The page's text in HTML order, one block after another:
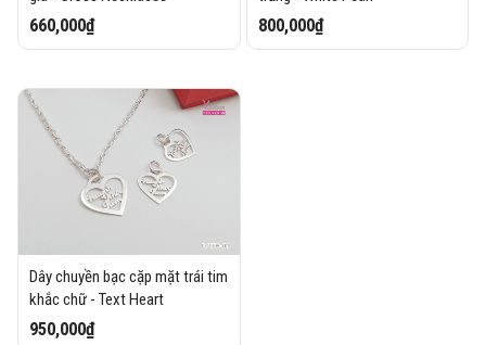
660,000₫ 800,000₫
Dây chuyền bạc cặp mặt trái tim
khắc chữ - Text Heart
950,000₫